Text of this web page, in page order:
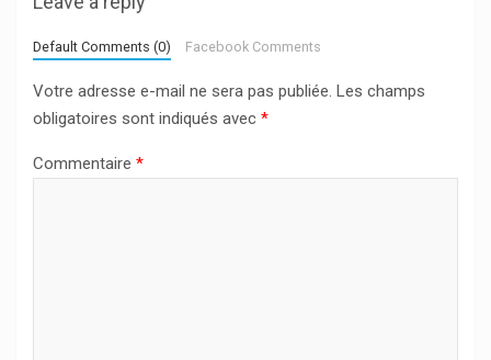
Default Comments (0) Facebook Comments
Votre adresse e-mail ne sera pas publiée. Les champs
obligatoires sont indiqués avec *
Commentaire *